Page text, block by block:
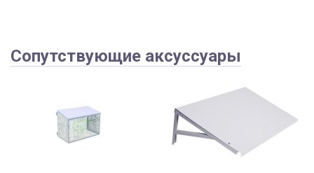
Сопутствующие аксуссуары